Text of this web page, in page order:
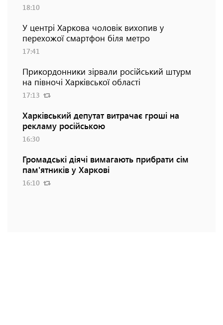
18:10
У центрі Харкова чоловік вихопив у
перехожої смартфон біля метро
17:41
Прикордонники зірвали російський штурм
на півночі Харківської області
17:13
Харківський депутат витрачає гроші на
рекламу російською
16:30
Громадські діячі вимагають прибрати сім
пам'ятників у Харкові
16:10